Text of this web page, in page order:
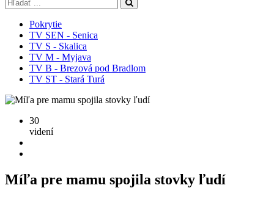
Pokrytie
TV SEN - Senica
TV S - Skalica
TV M - Myjava
TV B - Brezová pod Bradlom
TV ST - Stará Turá
30
videní
Míľa pre mamu spojila stovky ľudí